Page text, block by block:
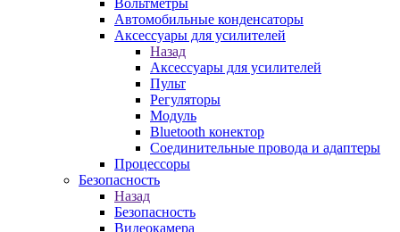
Вольтметры
Автомобильные конденсаторы
Аксессуары для усилителей
Назад
Аксессуары для усилителей
Пульт
Регуляторы
Модуль
Bluetooth конектор
Соединительные провода и адаптеры
Процессоры
Безопасность
Назад
Безопасность
Видеокамера